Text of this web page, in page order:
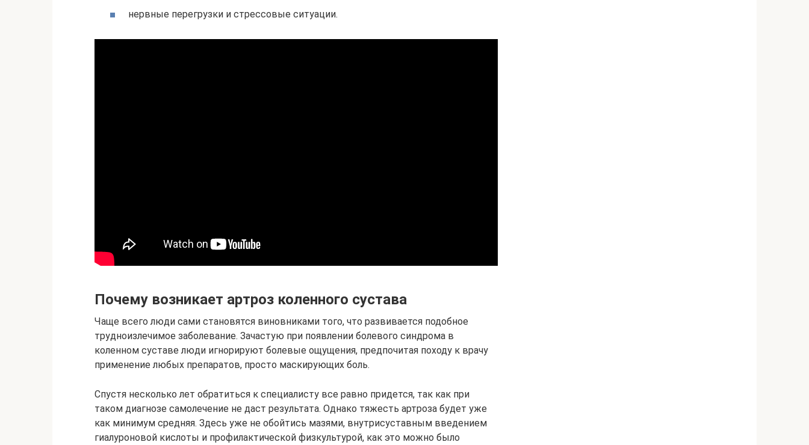
нервные перегрузки и стрессовые ситуации.
Почему возникает артроз коленного сустава
Чаще всего люди сами становятся виновниками того, что развивается подобное
трудноизлечимое заболевание. Зачастую при появлении болевого синдрома в
коленном суставе люди игнорируют болевые ощущения, предпочитая походу к врачу
применение любых препаратов, просто маскирующих боль.
Спустя несколько лет обратиться к специалисту все равно придется, так как при
таком диагнозе самолечение не даст результата. Однако тяжесть артроза будет уже
как минимум средняя. Здесь уже не обойтись мазями, внутрисуставным введением
гиалуроновой кислоты и профилактической физкультурой, как это можно было